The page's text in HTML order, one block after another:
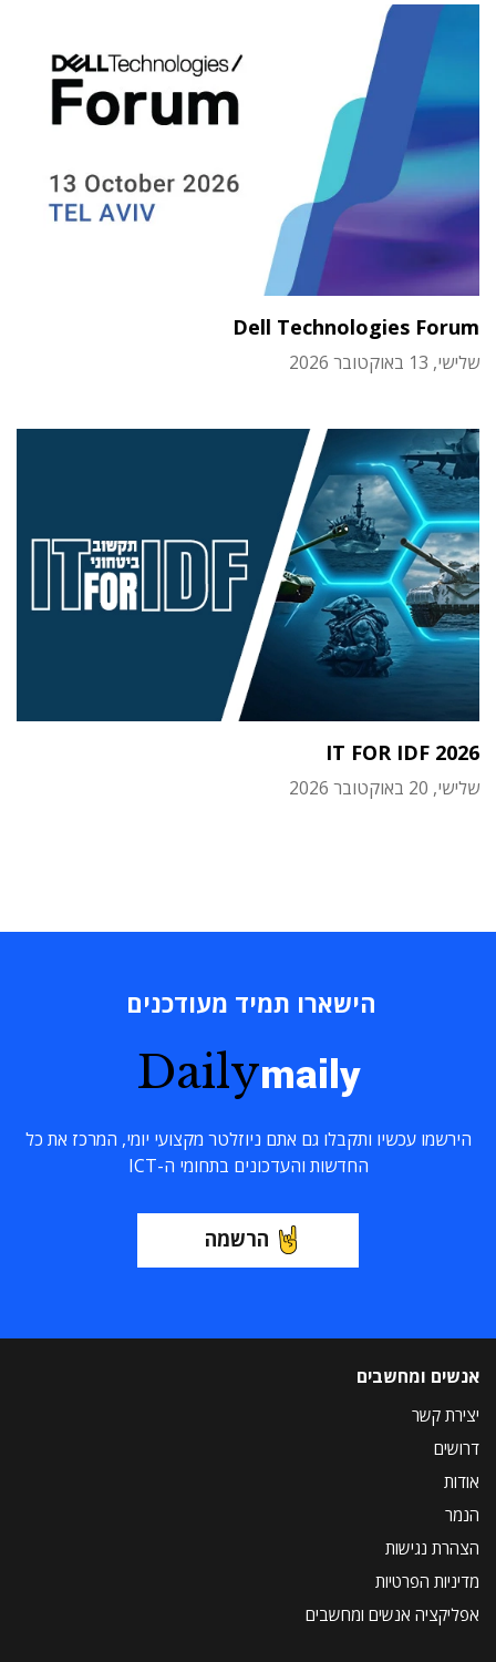
Dell Technologies Forum
שלישי, 13 באוקטובר 2026
IT FOR IDF 2026
שלישי, 20 באוקטובר 2026
הישארו תמיד מעודכנים
Dailymaily
הירשמו עכשיו ותקבלו גם אתם ניוזלטר מקצועי יומי, המרכז את כל
החדשות והעדכונים בתחומי ה-ICT
הרשמה
אנשים ומחשבים
יצירת קשר
דרושים
אודות
הנמר
הצהרת נגישות
מדיניות הפרטיות
אפליקציה אנשים ומחשבים